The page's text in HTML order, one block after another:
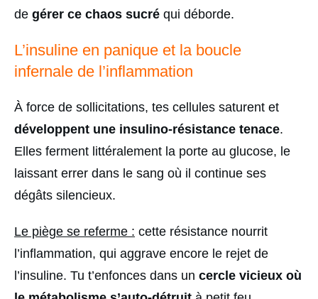
de gérer ce chaos sucré qui déborde.
L’insuline en panique et la boucle
infernale de l’inflammation
À force de sollicitations, tes cellules saturent et
développent une insulino-résistance tenace.
Elles ferment littéralement la porte au glucose, le
laissant errer dans le sang où il continue ses
dégâts silencieux.
Le piège se referme : cette résistance nourrit
l’inflammation, qui aggrave encore le rejet de
l’insuline. Tu t’enfonces dans un cercle vicieux où